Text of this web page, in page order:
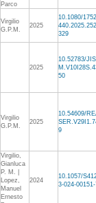
Parco
Virgilio
G.P.M.
2025
10.1080/
329
2025
10.52783/
50
Virgilio
G.P.M.
2025
10.54609/
9
Virgilio,
Gianluca
P. M. |
Lopez,
Manuel
Ernesto
2024
10.1057/
3-024-